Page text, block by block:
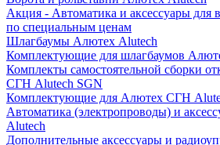
Акция - Автоматика и аксессуары для
по специальным ценам
Шлагбаумы Алютех Alutech
Комплектующие для шлагбаумов
Комплекты самостоятельной сборки
СГН Alutech SGN
Комплектующие для Алютех СГН
Автоматика (электропроводы) и
Alutech
Дополнительные аксессуары и